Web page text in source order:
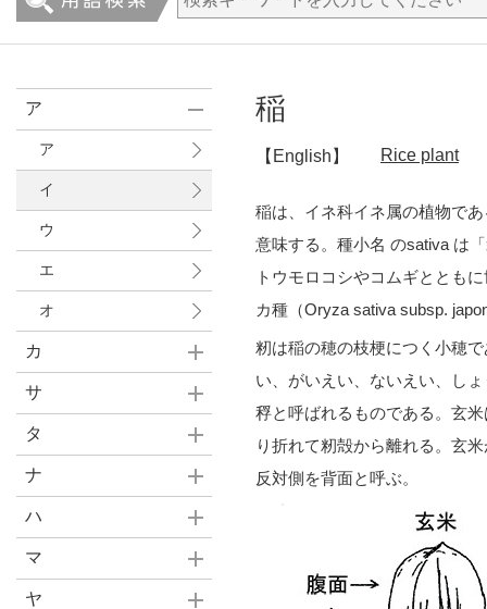
稲
【English】 Rice plant
稲は、イネ科イネ属の植物で
意味する。種小名 のsativa は
トウモロコシやコムギととも
カ種（Oryza sativa subsp.
籾は稲の穂の枝梗につく小穂
い、がいえい、ないえい、し
稃と呼ばれるものである。玄
り折れて籾殻から離れる。玄
反対側を背面と呼ぶ。
ア
ア
イ
ウ
エ
オ
カ
サ
タ
ナ
ハ
マ
ヤ